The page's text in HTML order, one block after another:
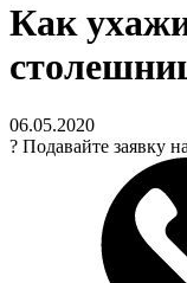
Как
06.05.2020
? Подавайте заявку